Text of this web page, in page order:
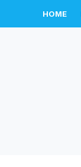
HOME